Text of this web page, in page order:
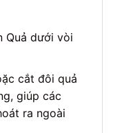
Quả dưới vòi
cắt đôi quả
giúp các
ra ngoài